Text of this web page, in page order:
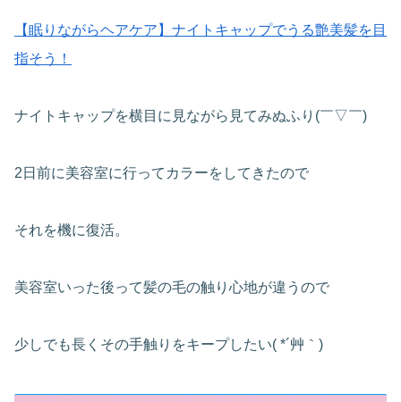
【眠りながらヘアケア】ナイトキャップでうる艶美髪を目
指そう！
ナイトキャップを横目に見ながら見てみぬふり(￣▽￣)
2日前に美容室に行ってカラーをしてきたので
それを機に復活。
美容室いった後って髪の毛の触り心地が違うので
少しでも長くその手触りをキープしたい( *´艸｀)